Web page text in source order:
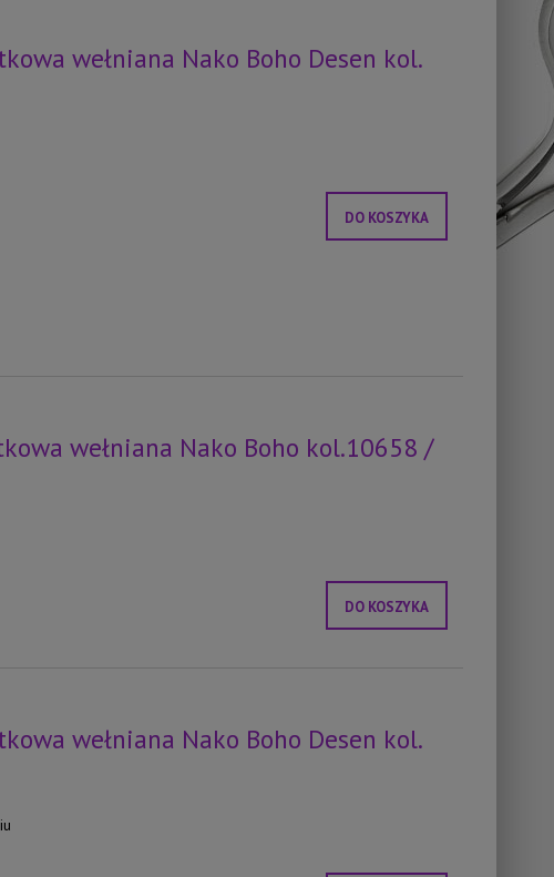
wełniana Nako Boho Desen kol.
DO KOSZYKA
wełniana Nako Boho kol.10658 /
DO KOSZYKA
wełniana Nako Boho Desen kol.